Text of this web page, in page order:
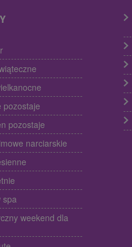
pozostaje
pozostaje
narciarskie
spa
weekend dla